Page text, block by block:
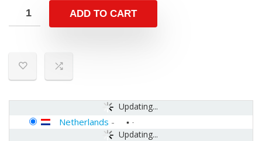
ADD TO CART
Updating...
Updating...
Netherlands -